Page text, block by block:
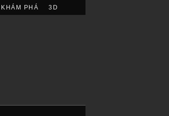
KHÁM PHÁ 3D